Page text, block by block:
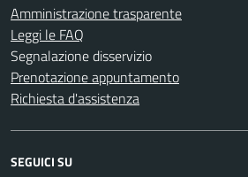
Amministrazione trasparente
Leggi le FAQ
Segnalazione disservizio
Prenotazione appuntamento
Richiesta d'assistenza
SEGUICI SU